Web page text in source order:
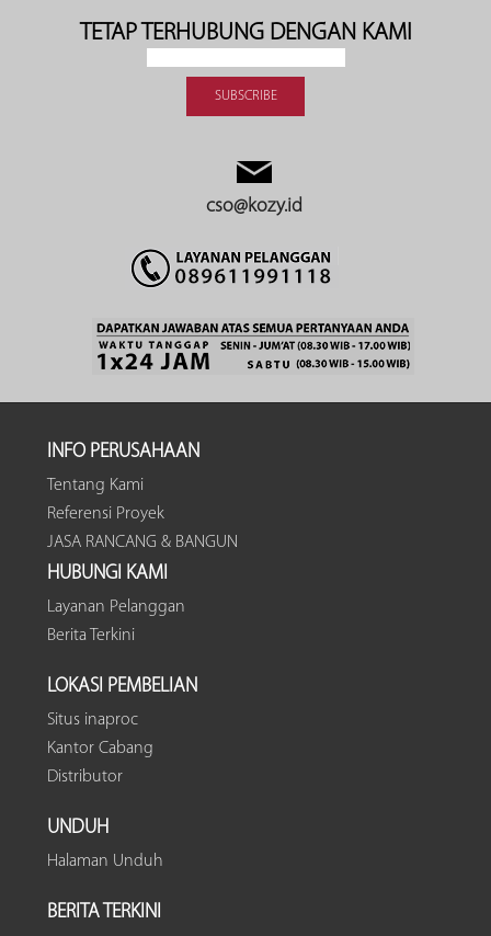
TETAP TERHUBUNG DENGAN KAMI
cso@kozy.id
INFO PERUSAHAAN
Tentang Kami
Referensi Proyek
JASA RANCANG & BANGUN
HUBUNGI KAMI
Layanan Pelanggan
Berita Terkini
LOKASI PEMBELIAN
Situs inaproc
Kantor Cabang
Distributor
UNDUH
Halaman Unduh
BERITA TERKINI